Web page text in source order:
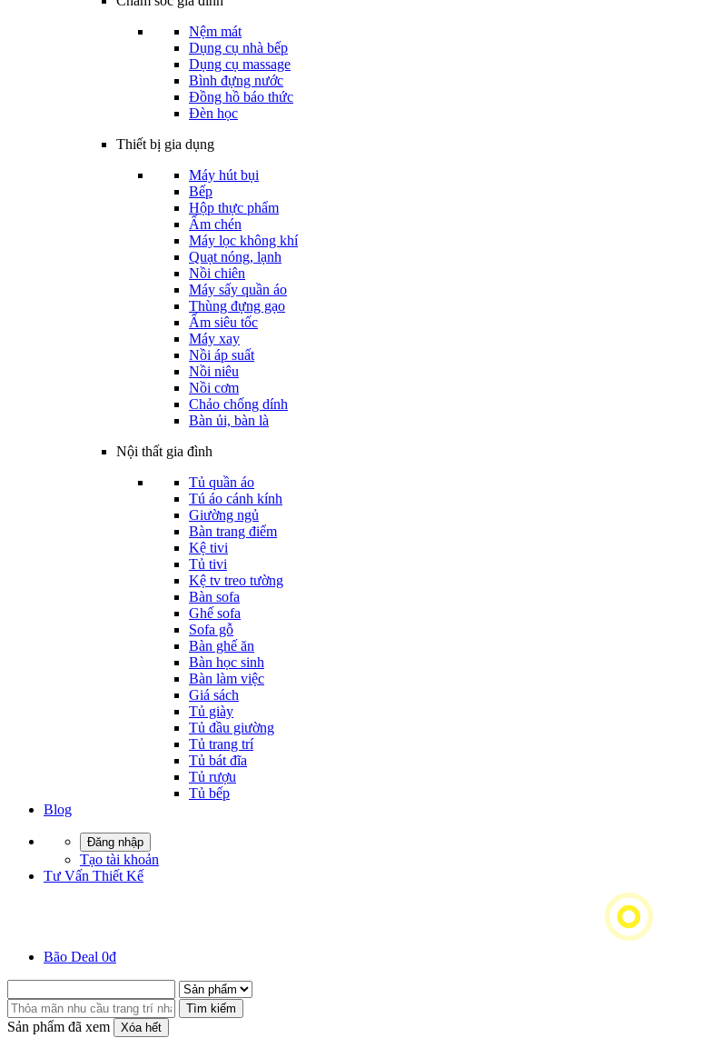
Nệm mát
Dụng cụ nhà bếp
Dụng cụ massage
Bình đựng nước
Đồng hồ báo thức
Đèn học
Thiết bị gia dụng
Máy hút bụi
Bếp
Hộp thực phẩm
Ấm chén
Máy lọc không khí
Quạt nóng, lạnh
Nồi chiên
Máy sấy quần áo
Thùng đựng gạo
Ấm siêu tốc
Máy xay
Nồi áp suất
Nồi niêu
Nồi cơm
Chảo chống dính
Bàn ủi, bàn là
Nội thất gia đình
Tủ quần áo
Tú áo cánh kính
Giường ngủ
Bàn trang điểm
Kệ tivi
Tủ tivi
Kệ tv treo tường
Bàn sofa
Ghế sofa
Sofa gỗ
Bàn ghế ăn
Bàn học sinh
Bàn làm việc
Giá sách
Tủ giày
Tủ đầu giường
Tủ trang trí
Tủ bát đĩa
Tủ rượu
Tủ bếp
Blog
Đăng nhập
Tạo tài khoản
Tư Vấn Thiết Kế
Bão Deal 0đ
Tìm kiếm
Sản phẩm đã xem Xóa hết